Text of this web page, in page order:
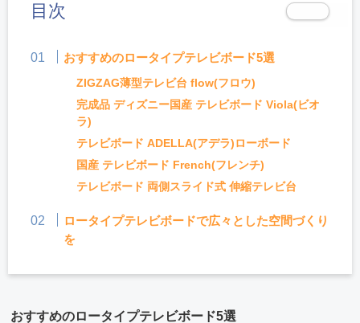
目次
おすすめのロータイプテレビボード5選
ZIGZAG薄型テレビ台 flow(フロウ)
完成品 ディズニー国産 テレビボード Viola(ビオ
ラ)
テレビボード ADELLA(アデラ)ローボード
国産 テレビボード French(フレンチ)
テレビボード 両側スライド式 伸縮テレビ台
ロータイプテレビボードで広々とした空間づくり
を
おすすめのロータイプテレビボード5選